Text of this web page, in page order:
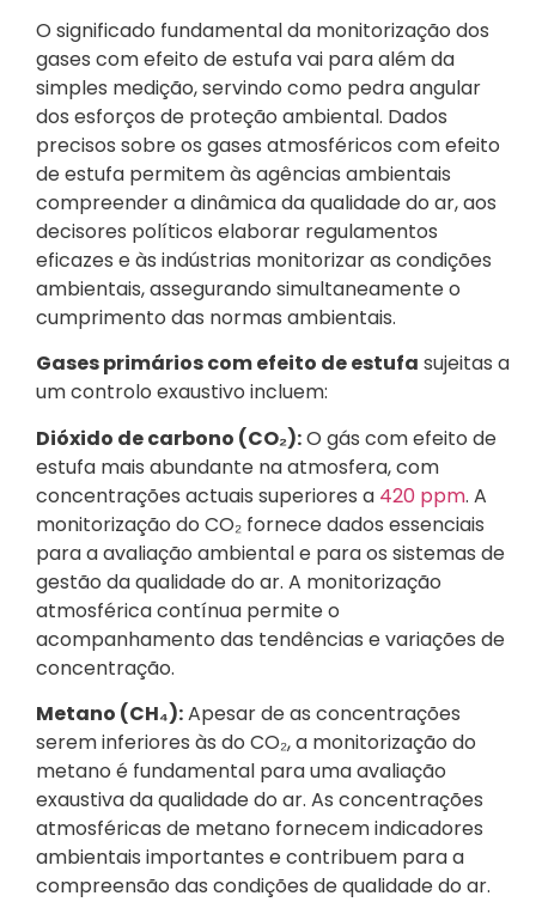
O significado fundamental da monitorização dos
gases com efeito de estufa vai para além da
simples medição, servindo como pedra angular
dos esforços de proteção ambiental. Dados
precisos sobre os gases atmosféricos com efeito
de estufa permitem às agências ambientais
compreender a dinâmica da qualidade do ar, aos
decisores políticos elaborar regulamentos
eficazes e às indústrias monitorizar as condições
ambientais, assegurando simultaneamente o
cumprimento das normas ambientais.
Gases primários com efeito de estufa sujeitas a
um controlo exaustivo incluem:
Dióxido de carbono (CO₂):O gás com efeito de
estufa mais abundante na atmosfera, com
concentrações actuais superiores a 420 ppm. A
monitorização do CO₂ fornece dados essenciais
para a avaliação ambiental e para os sistemas de
gestão da qualidade do ar. A monitorização
atmosférica contínua permite o
acompanhamento das tendências e variações de
concentração.
Metano (CH₄):Apesar de as concentrações
serem inferiores às do CO₂, a monitorização do
metano é fundamental para uma avaliação
exaustiva da qualidade do ar. As concentrações
atmosféricas de metano fornecem indicadores
ambientais importantes e contribuem para a
compreensão das condições de qualidade do ar.